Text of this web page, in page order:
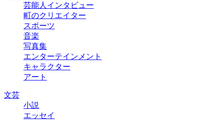
芸能人インタビュー
町のクリエイター
スポーツ
音楽
写真集
エンターテインメント
キャラクター
アート
文芸
小説
エッセイ